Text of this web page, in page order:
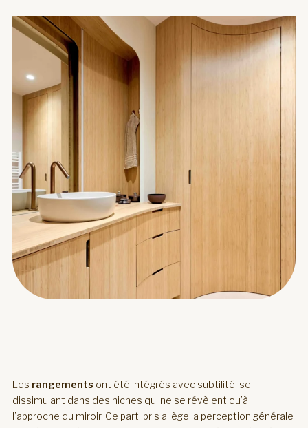
Les rangements ont été intégrés avec subtilité, se
dissimulant dans des niches qui ne se révèlent qu’à
l’approche du miroir. Ce parti pris allège la perception générale